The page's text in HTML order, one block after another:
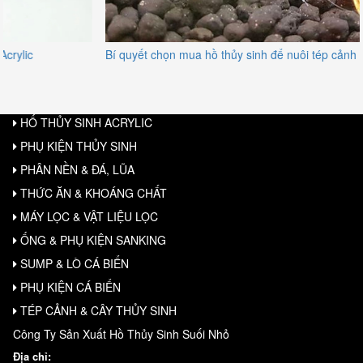
Bí quyết chọn mua hồ thủy sinh để nuôi tép cảnh
HỐ THỦY SINH ACRYLIC
PHỤ KIỆN THỦY SINH
PHÂN NỀN & ĐÁ, LŨA
THỨC ĂN & KHOÁNG CHẤT
MÁY LỌC & VẬT LIỆU LỌC
ỐNG & PHỤ KIỆN SANKING
SUMP & LÒ CÁ BIỂN
PHỤ KIỆN CÁ BIỂN
TÉP CẢNH & CÂY THỦY SINH
Công Ty Sản Xuất Hồ Thủy Sinh Suối Nhỏ
Địa chỉ: